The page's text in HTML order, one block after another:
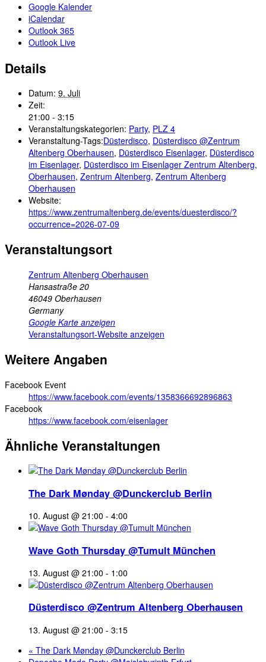
Google Kalender
iCalendar
Outlook 365
Outlook Live
Details
Datum: 9. Juli
Zeit:
21:00 - 3:15
Veranstaltungskategorien: Party, PLZ 4
Veranstaltung-Tags:Düsterdisco, Düsterdisco @Zentrum
Altenberg Oberhausen, Düsterdisco Eisenlager, Düsterdisco
im Eisenlager, Düsterdisco im Eisenlager Zentrum Altenberg,
Oberhausen, Zentrum Altenberg, Zentrum Altenberg
Oberhausen
Website:
https://www.zentrumaltenberg.de/events/duesterdisco/?
occurrence=2026-07-09
Veranstaltungsort
Zentrum Altenberg Oberhausen
Hansastraße 20
46049 Oberhausen
Germany
Google Karte anzeigen
Veranstaltungsort-Website anzeigen
Weitere Angaben
Facebook Event
https://www.facebook.com/events/1358366692896863
Facebook
https://www.facebook.com/eisenlager
Ähnliche Veranstaltungen
The Dark Mønday @Dunckerclub Berlin
10. August @ 21:00 - 4:00
Wave Goth Thursday @Tumult München
13. August @ 21:00 - 1:00
Düsterdisco @Zentrum Altenberg Oberhausen
13. August @ 21:00 - 3:15
« The Dark Mønday @Dunckerclub Berlin